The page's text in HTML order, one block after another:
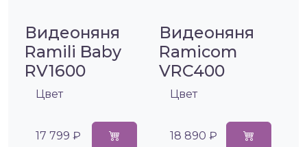
Видеоняня
Ramili Baby
RV1600
Цвет
17 799 ₽
Видеоняня
Ramicom
VRC400
Цвет
18 890 ₽